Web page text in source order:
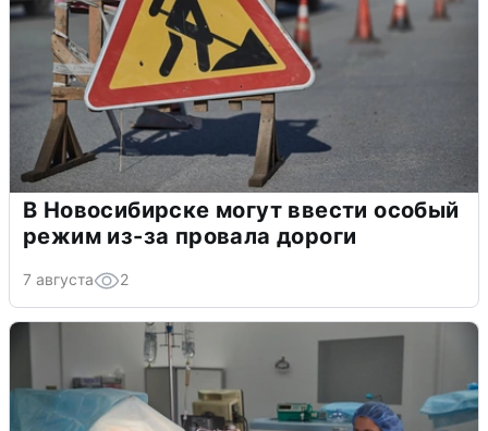
В Новосибирске могут ввести особый
режим из-за провала дороги
7 августа 2